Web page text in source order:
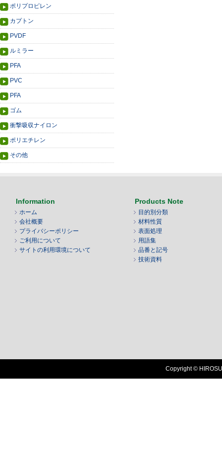
ポリプロピレン
カプトン
PVDF
ルミラー
PFA
PVC
PFA
ゴム
衝撃吸収ナイロン
ポリエチレン
その他
Information
ホーム
会社概要
プライバシーポリシー
ご利用について
サイトの利用環境について
Products Note
目的別分類
材料性質
表面処理
用語集
品番と記号
技術資料
Copyright ©